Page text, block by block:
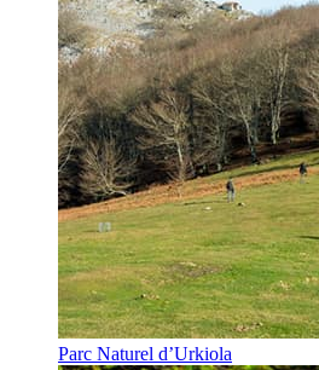
Parc Naturel d’Urkiola